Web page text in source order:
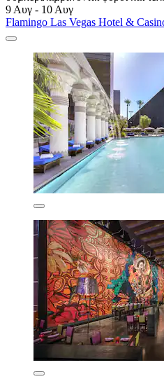
9 Αυγ - 10 Αυγ
Flamingo Las Vegas Hotel &